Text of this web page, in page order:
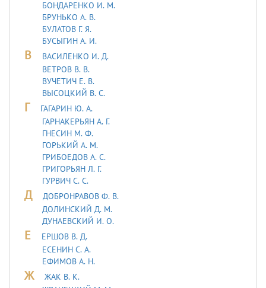
БОНДАРЕНКО И. М.
БРУНЬКО А. В.
БУЛАТОВ Г. Я.
БУСЫГИН А. И.
В
ВАСИЛЕНКО И. Д.
ВЕТРОВ В. В.
ВУЧЕТИЧ Е. В.
ВЫСОЦКИЙ В. С.
Г
ГАГАРИН Ю. А.
ГАРНАКЕРЬЯН А. Г.
ГНЕСИН М. Ф.
ГОРЬКИЙ А. М.
ГРИБОЕДОВ А. С.
ГРИГОРЬЯН Л. Г.
ГУРВИЧ С. С.
Д
ДОБРОНРАВОВ Ф. В.
ДОЛИНСКИЙ Д. М.
ДУHАЕВСКИЙ И. О.
Е
ЕРШОВ В. Д.
ЕСЕНИН С. А.
ЕФИМОВ А. Н.
Ж
ЖАК В. К.